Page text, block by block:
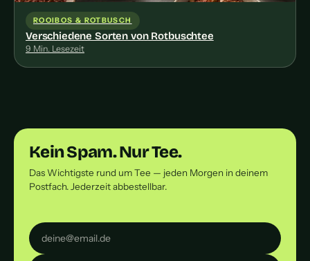
ROOIBOS & ROTBUSCH
Verschiedene Sorten von Rotbuschtee
9 Min. Lesezeit
Kein Spam. Nur Tee.
Das Wichtigste rund um Tee — jeden Morgen in deinem
Postfach. Jederzeit abbestellbar.